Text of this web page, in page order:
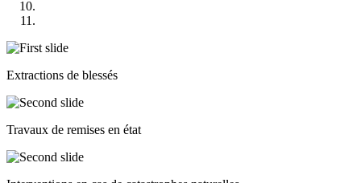
Extractions de blessés
Travaux de remises en état